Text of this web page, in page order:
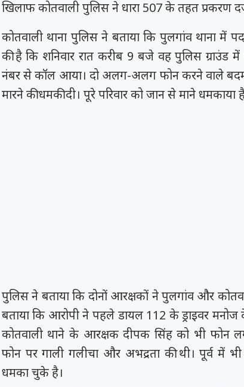
खिलाफ कोतवाली पुलिस ने धारा 507 के तहत प्रकरण
कोतवाली थाना पुलिस ने बताया कि पुलगांव थाना में
की है कि शनिवार रात करीब 9 बजे वह पुलिस ग्राउंड
नंबर से कॉल आया। दो अलग-अलग फोन करने वाले
मारने की धमकी दी। पूरे परिवार को जान से माने धमकाया
पुलिस ने बताया कि दोनों आरक्षकों ने पुलगांव और
बताया कि आरोपी ने पहले डायल 112 के ड्राइवर
कोतवाली थाने के आरक्षक दीपक सिंह को भी फोन
फोन पर गाली गलीचा और अभद्रता की थी। पूर्व में
धमका चुके है।